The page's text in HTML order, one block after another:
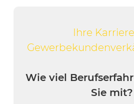
Ihre
Wie viel
Sie mit?